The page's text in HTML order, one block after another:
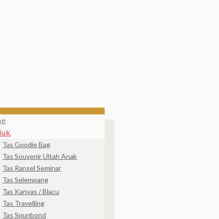
Tas Goodie Bag
Tas Souvenir Ultah Anak
Tas Ransel Seminar
Tas Selempang
Tas Kanvas / Blacu
Tas Travelling
Tas Spunbond